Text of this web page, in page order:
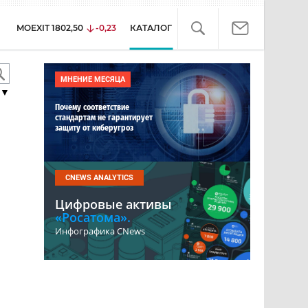
MOEXIT 1802,50 -0,23 КАТАЛОГ
МНЕНИЕ МЕСЯЦА
Почему соответствие
стандартам не гарантирует
защиту от киберугроз
CNEWS ANALYTICS
Цифровые активы
«Росатома».
Инфографика CNews